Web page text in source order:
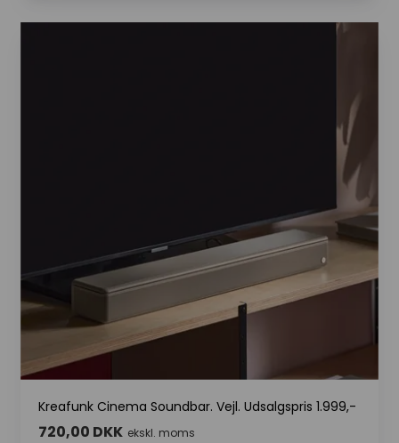
Kreafunk Cinema Soundbar. Vejl. Udsalgspris 1.999,-
720,00 DKK ekskl. moms